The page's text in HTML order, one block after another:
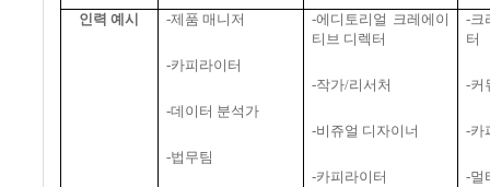
인력 예시 -제품 매니저
-카피라이터
-데이터 분석가
-법무팀
-에디토리얼 크레에이
티브 디렉터
-작가/리서처
-비쥬얼 디자이너
-카피라이터
-크
터
-커
-카
-멀